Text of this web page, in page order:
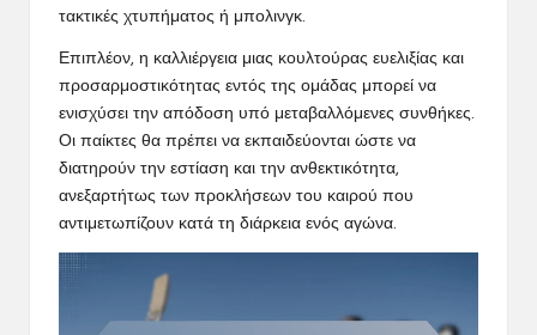
τακτικές χτυπήματος ή μπολινγκ.
Επιπλέον, η καλλιέργεια μιας κουλτούρας ευελιξίας και
προσαρμοστικότητας εντός της ομάδας μπορεί να
ενισχύσει την απόδοση υπό μεταβαλλόμενες συνθήκες.
Οι παίκτες θα πρέπει να εκπαιδεύονται ώστε να
διατηρούν την εστίαση και την ανθεκτικότητα,
ανεξαρτήτως των προκλήσεων του καιρού που
αντιμετωπίζουν κατά τη διάρκεια ενός αγώνα.